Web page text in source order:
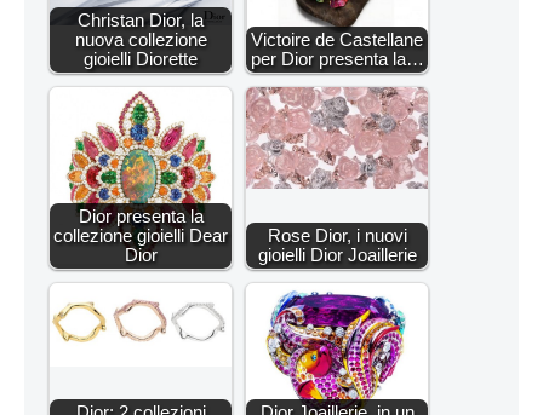
Christan Dior, la
nuova collezione
gioielli Diorette
Victoire de Castellane
per Dior presenta la…
Dior presenta la
collezione gioielli Dear
Dior
Rose Dior, i nuovi
gioielli Dior Joaillerie